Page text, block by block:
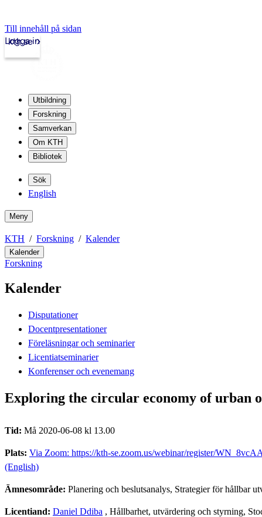
Till innehåll på sidan
kth.se
Logga in
Utbildning
Forskning
Samverkan
Om KTH
Bibliotek
Sök
English
Meny
KTH Forskning Kalender
Kalender
Forskning
Kalender
Disputationer
Docentpresentationer
Föreläsningar och seminarier
Licentiatseminarier
Konferenser och evenemang
Exploring the circular economy of urban
Tid: Må 2020-06-08 kl 13.00
Plats: Via Zoom: https://kth-se.zoom.us/webinar/register/
(English)
Ämnesområde: Planering och beslutsanalys, Strategier för hållbar
Licentiand: Daniel Ddiba , Hållbarhet, utvärdering och styrning,